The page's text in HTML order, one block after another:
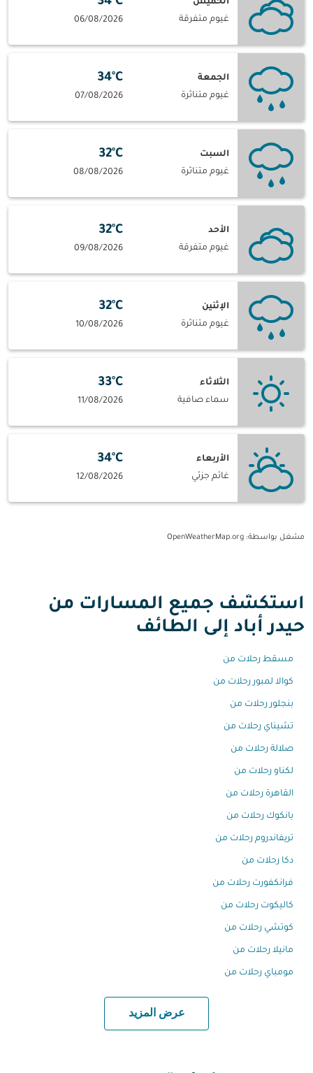
غيوم متفرقة
06/08/2026
الجمعة
غيوم متناثرة
34°C
07/08/2026
السبت
غيوم متناثرة
32°C
08/08/2026
الأحد
غيوم متفرقة
32°C
09/08/2026
الإثنين
غيوم متناثرة
32°C
10/08/2026
الثلاثاء
سماء صافية
33°C
11/08/2026
الأربعاء
غائم جزئي
34°C
12/08/2026
مشغل بواسطة: OpenWeatherMap.org
استكشف جميع المسارات من
حيدر أباد إلى الطائف
مسقط رحلات من
كوالا لمبور رحلات من
بنجلور رحلات من
تشيناي رحلات من
صلالة رحلات من
لكناو رحلات من
القاهرة رحلات من
بانكوك رحلات من
تريفاندروم رحلات من
دكا رحلات من
فرانكفورت رحلات من
كاليكوت رحلات من
كوتشي رحلات من
مانيلا رحلات من
مومباي رحلات من
عرض المزيد